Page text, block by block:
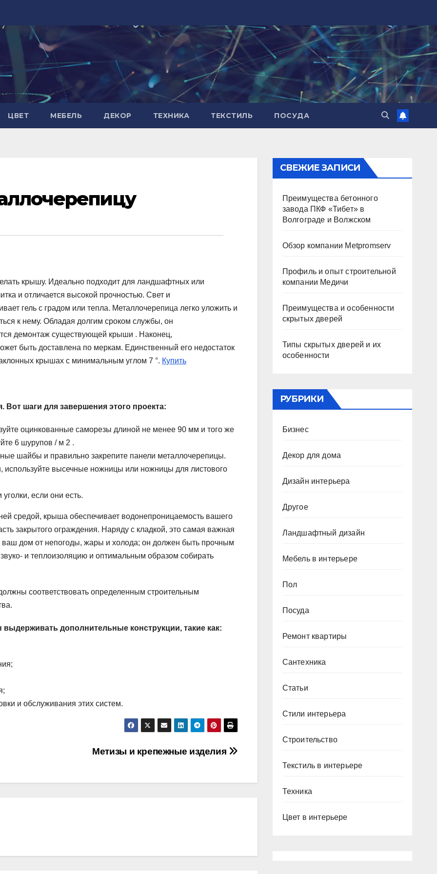
ЦВЕТ МЕБЕЛЬ ДЕКОР ТЕХНИКА ТЕКСТИЛЬ ПОСУДА
крышу. Идеально подходит для ландшафтных или
и отличается высокой прочностью. Свет и
гель с градом или тепла. Металлочерепица легко уложить и
к нему. Обладая долгим сроком службы, он
демонтаж существующей крыши . Наконец,
быть доставлена ​​по меркам. Единственный его недостаток
крышах с минимальным углом 7 °. Купить
Вот шаги для завершения этого проекта:
оцинкованные саморезы длиной не менее 90 мм и того же
6 шурупов / м 2 .
шайбы и правильно закрепите панели металлочерепицы.
используйте высечные ножницы или ножницы для листового
если они есть.
средой, крыша обеспечивает водонепроницаемость вашего
закрытого ограждения. Наряду с кладкой, это самая важная
дом от непогоды, жары и холода; он должен быть прочным
и теплоизоляцию и оптимальным образом собирать
соответствовать определенным строительным
дополнительные конструкции, такие как:
и обслуживания этих систем.
Метизы и крепежные изделия
СВЕЖИЕ ЗАПИСИ
Преимущества бетонного
завода ПКФ «Тибет» в
Волгограде и Волжском
Обзор компании Metpromserv
Профиль и опыт строительной
компании Медичи
Преимущества и особенности
скрытых дверей
Типы скрытых дверей и их
особенности
РУБРИКИ
Бизнес
Декор для дома
Дизайн интерьера
Другое
Ландшафтный дизайн
Мебель в интерьере
Пол
Посуда
Ремонт квартиры
Сантехника
Статьи
Стили интерьера
Строительство
Текстиль в интерьере
Техника
Цвет в интерьере